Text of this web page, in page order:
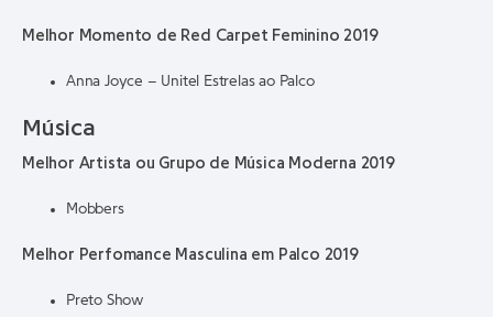
Melhor Momento de Red Carpet Feminino 2019
Anna Joyce – Unitel Estrelas ao Palco
Música
Melhor Artista ou Grupo de Música Moderna 2019
Mobbers
Melhor Perfomance Masculina em Palco 2019
Preto Show